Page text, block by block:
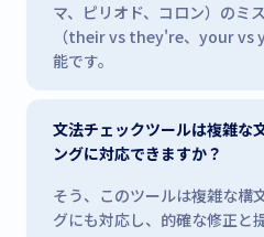
マ、ピリオド、コロン）のミ
（their vs they're、your vs
能です。
文法チェックツールは複雑な
ングに対応できますか？
そう、このツールは複雑な構
グにも対応し、的確な修正と